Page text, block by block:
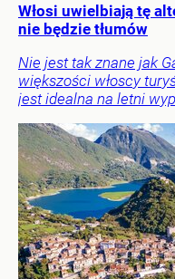
Włosi uwielbiają tę
nie będzie tłumów
Nie jest tak znane jak
większości włoscy
jest idealna na letni